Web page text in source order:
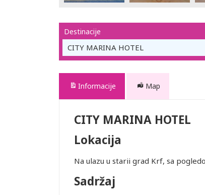
Destinacije
CITY MARINA HOTEL
Informacije Map
CITY MARINA HOTEL
Lokacija
Na ulazu u starii grad Krf, sa
Sadržaj